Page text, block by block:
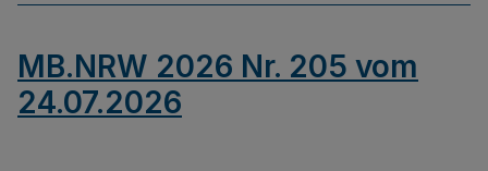
MB.NRW 2026 Nr. 205 vom
24.07.2026